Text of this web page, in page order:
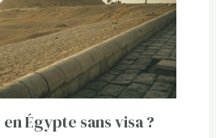
Égypte sans visa ?